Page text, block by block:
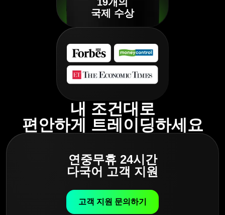
국제 수상
내 조건대로
편안하게 트레이딩하세요
연중무휴 24시간
다국어 고객 지원
고객 지원 문의하기